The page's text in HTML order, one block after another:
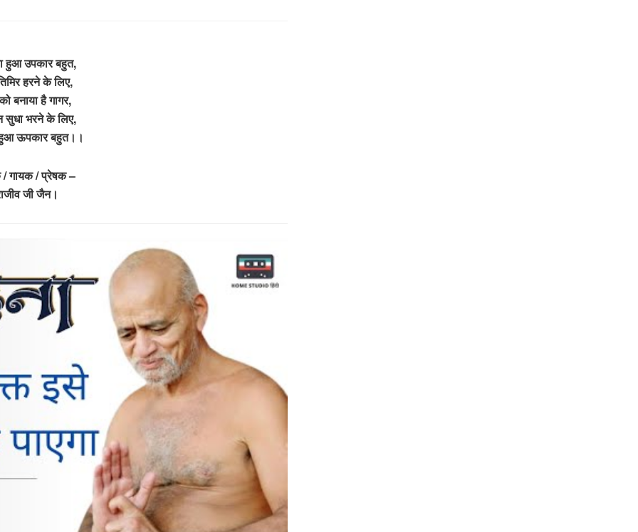
हुआ उपकार बहुत,
हरने के लिए,
बनाया है गागर,
सुधा भरने के लिए,
ऊपकार बहुत।।
गायक / प्रेषक –
जी जैन।